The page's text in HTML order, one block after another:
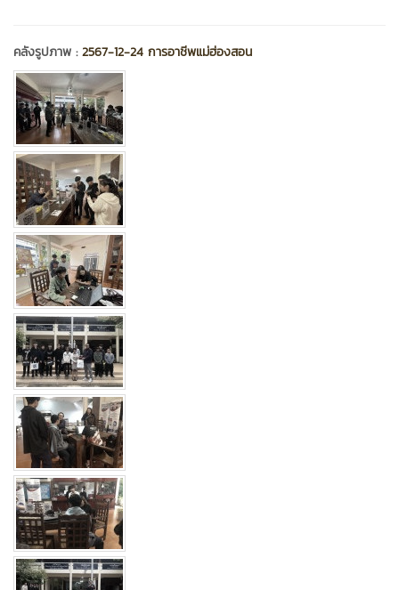
คลังรูปภาพ :2567-12-24 การอาชีพแม่ฮ่องสอน